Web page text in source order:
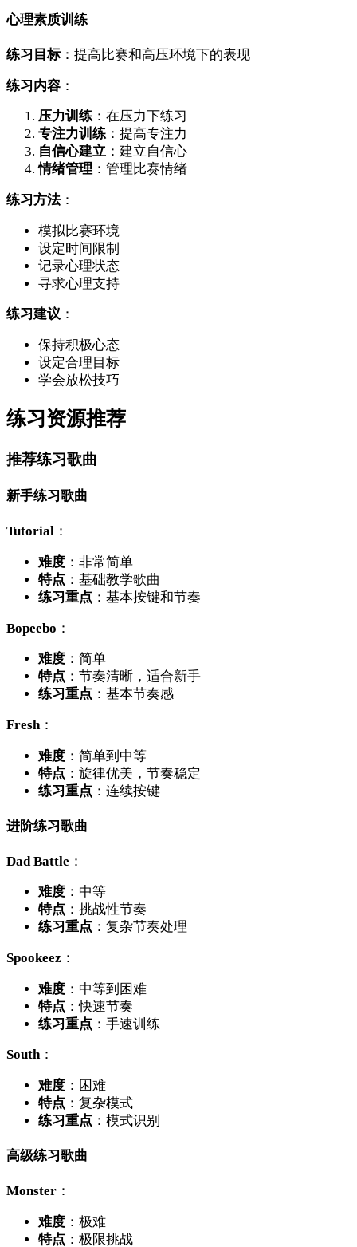
心理素质训练
练习目标：提高比赛和高压环境下的表现
练习内容 ：
压力训练 ：在压力下练习
专注力训练 ：提高专注力
自信心建立 ：建立自信心
情绪管理 ：管理比赛情绪
练习方法：
模拟比赛环境
设定时间限制
记录心理状态
寻求心理支持
练习建议 ：
保持积极心态
设定合理目标
学会放松技巧
练习资源推荐
推荐练习歌曲
新手练习歌曲
Tutorial ：
难度 ：非常简单
特点 ：基础教学歌曲
练习重点 ：基本按键和节奏
Bopeebo ：
难度 ：简单
特点 ：节奏清晰，适合新手
练习重点 ：基本节奏感
Fresh：
难度 ：简单到中等
特点 ：旋律优美，节奏稳定
练习重点 ：连续按键
进阶练习歌曲
Dad Battle ：
难度 ：中等
特点 ：挑战性节奏
练习重点 ：复杂节奏处理
Spookeez ：
难度 ：中等到困难
特点 ：快速节奏
练习重点 ：手速训练
South：
难度 ：困难
特点 ：复杂模式
练习重点 ：模式识别
高级练习歌曲
Monster ：
难度 ：极难
特点 ：极限挑战